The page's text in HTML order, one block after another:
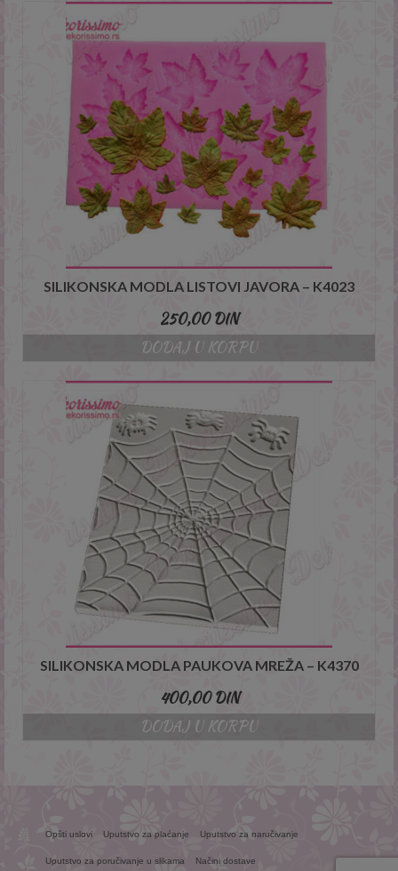
SILIKONSKA MODLA LISTOVI JAVORA – K4023
250,00DIN
DODAJ U KORPU
SILIKONSKA MODLA PAUKOVA MREŽA – K4370
400,00DIN
DODAJ U KORPU
Opšti uslovi Uputstvo za plaćanje Uputstvo za naručivanje
Uputstvo za poručivanje u slikama Načini dostave